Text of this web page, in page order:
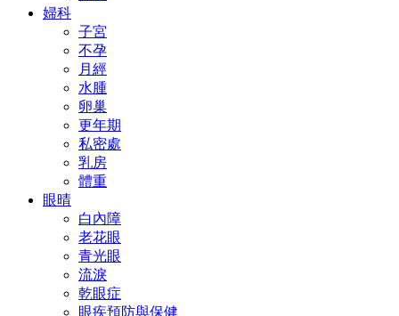
婦科
子宮
不孕
月經
水腫
卵巢
更年期
私密處
乳房
體重
眼晴
白內障
老花眼
青光眼
流淚
乾眼症
眼疾預防與保健